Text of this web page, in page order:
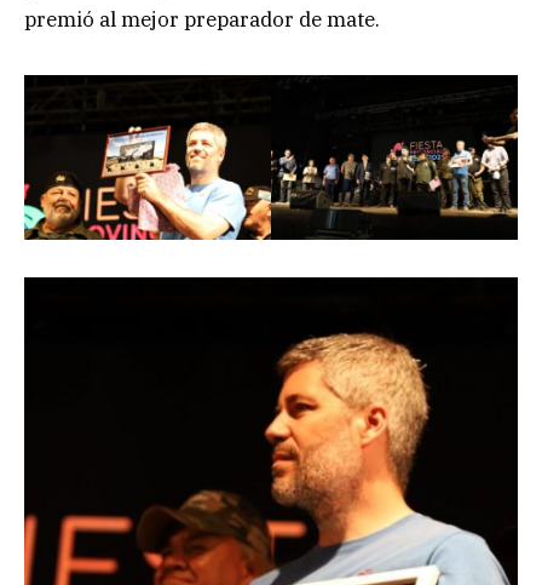
premió al mejor preparador de mate.